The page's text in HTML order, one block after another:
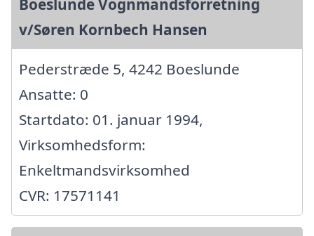
v/Søren Kornbech Hansen
Pederstræde 5, 4242 Boeslunde
Ansatte: 0
Startdato: 01. januar 1994,
Virksomhedsform:
Enkeltmandsvirksomhed
CVR: 17571141